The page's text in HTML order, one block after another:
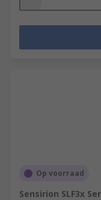
Op voorraad
Sensirion SLF3x